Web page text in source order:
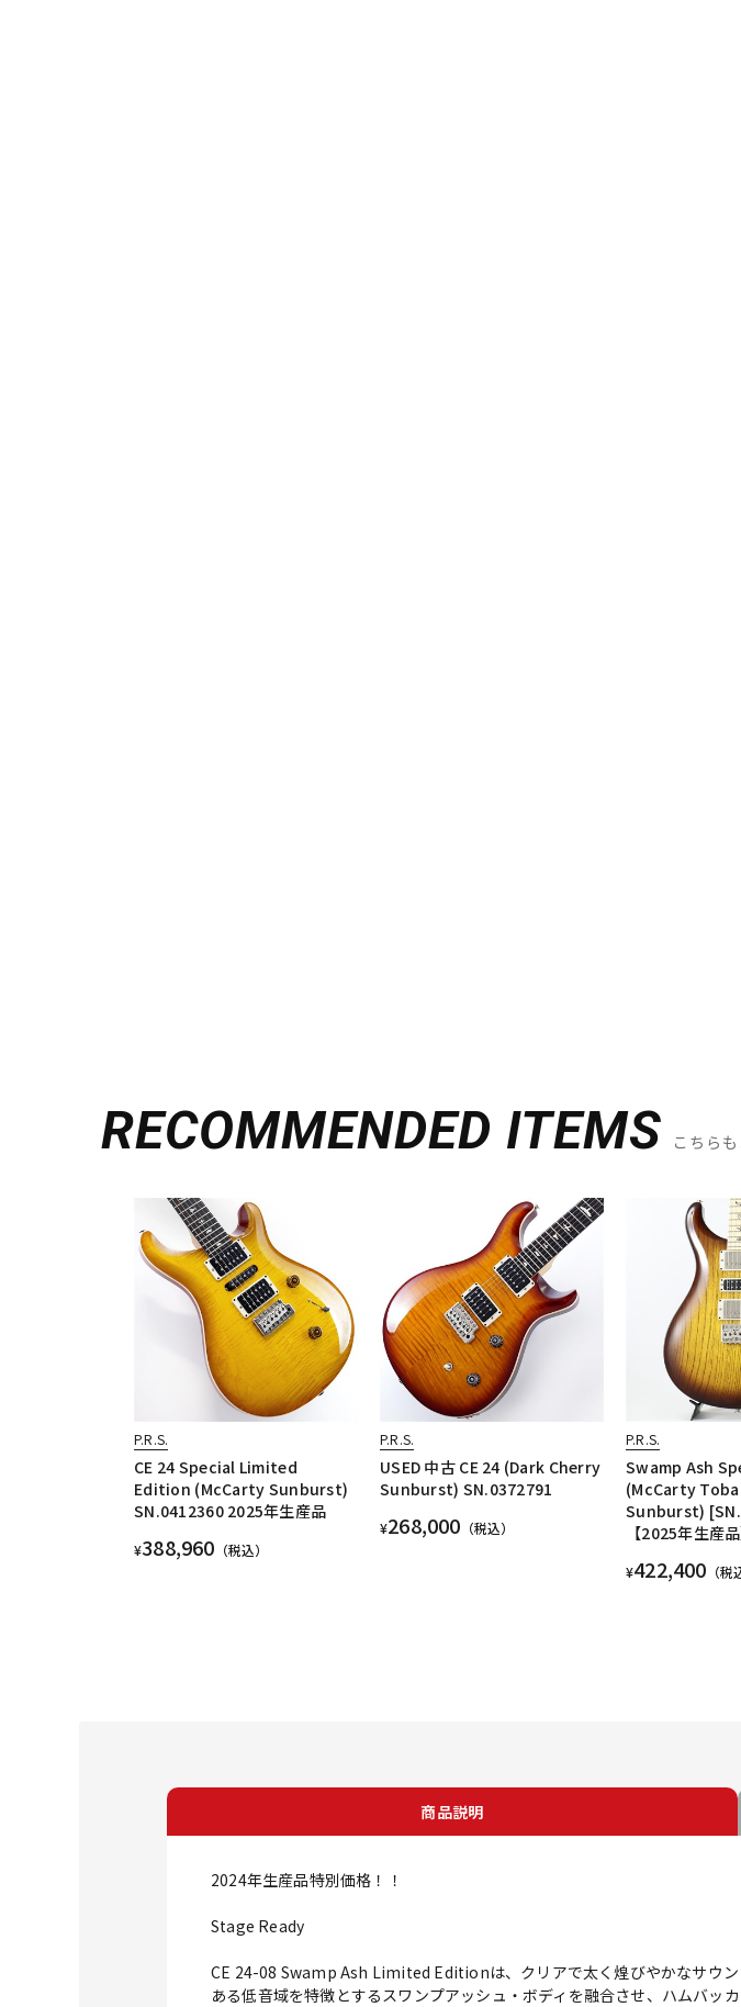
RECOMMENDED ITEMS こちら
P.R.S.
CE 24 Special Limited
Edition (McCarty Sunburst)
SN.0412360 2025年生産品
¥388,960 （税込）
P.R.S.
USED 中古 CE 24 (Dark Cherry
Sunburst) SN.0372791
¥268,000 （税込）
P.R.S.
Swamp Ash
(McCarty
Sunburst)
【2025年生産品
¥422,400 （税
商品説明
2024年生産品特別価格！！
Stage Ready
CE 24-08 Swamp Ash Limited Editionは、クリアで太く煌びやかなサウ
ある低音域を特徴とするスワンプアッシュ・ボディを融合させ、ハムバ